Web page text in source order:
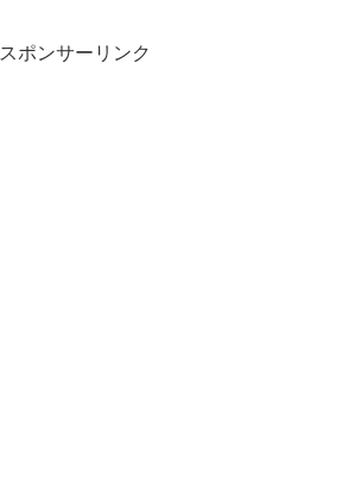
スポンサーリンク